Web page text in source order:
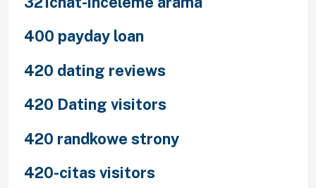
400 payday loan
420 dating reviews
420 Dating visitors
420 randkowe strony
420-citas visitors